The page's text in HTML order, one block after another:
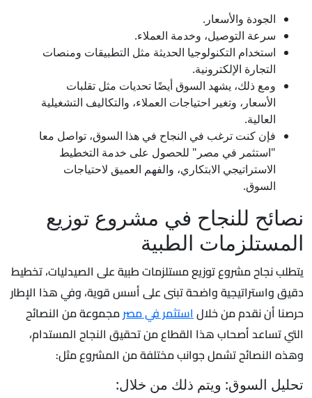
الجودة والأسعار.
سرعة التوصيل، وخدمة العملاء.
استخدام التكنولوجيا الحديثة مثل التطبيقات ومنصات
التجارة الإلكترونية.
ومع ذلك، يشهد السوق أيضًا تحديات مثل تقلبات
الأسعار، وتغير احتياجات العملاء، والتكاليف التشغيلية
العالية.
فإن كنت ترغب في النجاح في هذا السوق، تواصل معا
"استثمر في مصر" للحصول على خدمة التخطيط
الاستراتيجي الابتكاري، والفهم العميق لاحتياجات
السوق.
نصائح للنجاح في مشروع توزيع
المستلزمات الطبية
يتطلب نجاح مشروع توزيع مستلزمات طبية على الصيدليات، تخطيط
دقيق واستراتيجية واضحة تبنى على أسس قوية، وفي هذا الإطار
حرصنا أن نقدم من خلالاستثمر في مصرمجموعة من النصائح
التي تساعد أصحاب هذا القطاع من تحقيق النجاح المستدام،
وهذه النصائح تشمل جوانب مختلفة من المشروع مثل:
تحليل السوق: ويتم ذلك من خلال: